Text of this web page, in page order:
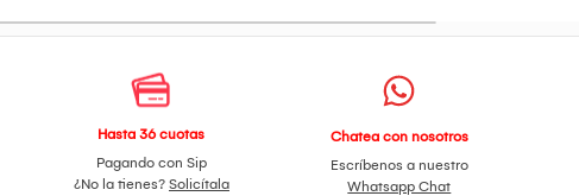
Hasta 36 cuotas
Pagando con Sip
¿No la tienes? Solicítala
Chatea con nosotros
Escríbenos a nuestro
Whatsapp Chat